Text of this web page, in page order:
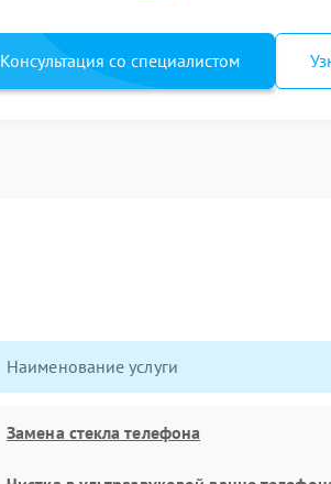
Консультация со специалистом
Наименование услуги
Замена стекла телефона